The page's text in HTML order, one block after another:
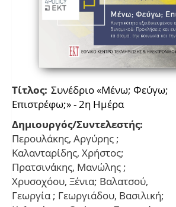
Τίτλος: Συνέδριο «Μένω; Φεύγω;
Επιστρέφω;» - 2η Ημέρα
Δημιουργός/Συντελεστής:
Περουλάκης, Αργύρης ;
Καλανταρίδης, Χρήστος;
Πρατσινάκης, Μανώλης ;
Χρυσοχόου, Ξένια; Βαλατσού,
Γεωργία ; Γεωργιάδου, Βασιλική;